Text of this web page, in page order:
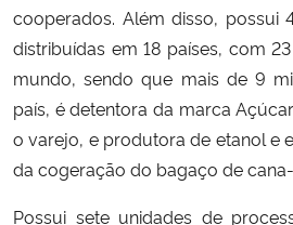
Ministério do Meio Ambiente
Ministério do Turismo
Ministério do Desenvolvimento Regional
cooperados. Além disso, possui
distribuídas em 18 países, com
mundo, sendo que mais de 9
país, é detentora da marca
o varejo, e produtora de etanol e
da cogeração do bagaço de
Possui sete unidades de